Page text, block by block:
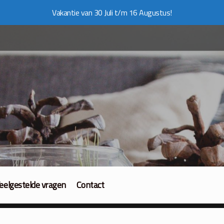
Vakantie van 30 Juli t/m 16 Augustus!
vragen Contact